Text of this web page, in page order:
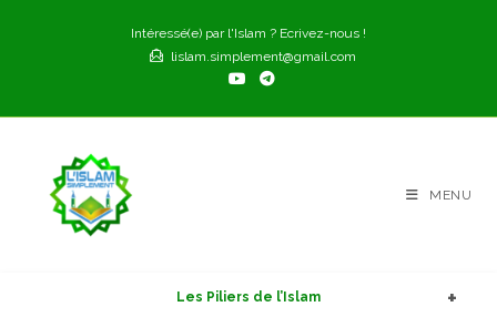
Intéressé(e) par l'Islam ? Ecrivez-nous !
lislam.simplement@gmail.com
MENU
Les Piliers de l’Islam